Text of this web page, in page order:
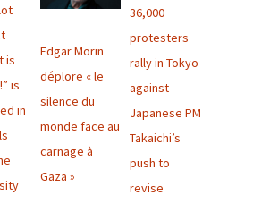
is
is
in
Edgar Morin
déplore « le
silence du
monde face au
carnage à
Gaza »
36,000
protesters
rally in Tokyo
against
Japanese PM
Takaichi’s
push to
revise